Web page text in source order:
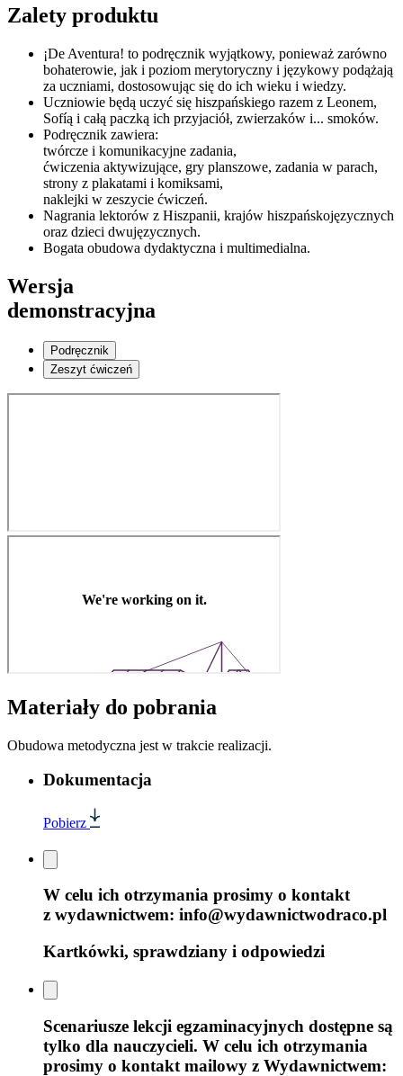
Zalety produktu
¡De Aventura! to podręcznik wyjątkowy, ponieważ zarówno
bohaterowie, jak i poziom merytoryczny i językowy podążają
za uczniami, dostosowując się do ich wieku i wiedzy.
Uczniowie będą uczyć się hiszpańskiego razem z Leonem,
Sofíą i całą paczką ich przyjaciół, zwierzaków i... smoków.
Podręcznik zawiera:
twórcze i komunikacyjne zadania,
ćwiczenia aktywizujące, gry planszowe, zadania w parach,
strony z plakatami i komiksami,
naklejki w zeszycie ćwiczeń.
Nagrania lektorów z Hiszpanii, krajów hiszpańskojęzycznych
oraz dzieci dwujęzycznych.
Bogata obudowa dydaktyczna i multimedialna.
Wersja
demonstracyjna
Podręcznik
Zeszyt ćwiczeń
Materiały do pobrania
Obudowa metodyczna jest w trakcie realizacji.
Dokumentacja
Pobierz
W celu ich otrzymania prosimy o kontakt
z wydawnictwem: info@wydawnictwodraco.pl
Kartkówki, sprawdziany i odpowiedzi
Scenariusze lekcji egzaminacyjnych dostępne są
tylko dla nauczycieli. W celu ich otrzymania
prosimy o kontakt mailowy z Wydawnictwem: